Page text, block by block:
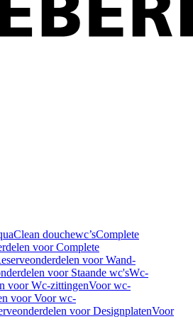
douchewc’sComplete
voor Complete
voor Wand-
voor Staande wc'sWc-
voor Wc-zittingenVoor wc-
voor Voor wc-
voor DesignplatenVoor